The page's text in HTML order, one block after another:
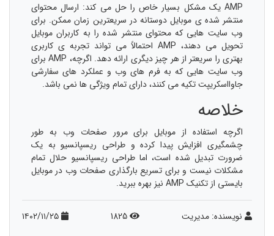
AMP یک مشکل بسیار خاص را حل می کند: ارسال محتوای
منتشر شده ی موبایل دوستانه در سریعترین زمان ممکن. برای
وب سایت هایی که محتوای منتشر شده را به کاربران موبایل
تحویل می دهند، AMP احتمالاً می تواند تجربه ی کاربری
بهتری را سریعتر از هر چیز دیگری ارائه دهد. اگرچه، AMP برای
وب سایت هایی که به فرم های وب و عملکرد های سفارشی
جاوااسکریپت تکیه می کنند، دارای تمام ویژگی ها نمی باشد.
خلاصه
اگرچه استفاده از موبایل برای مرور صفحات وب به طور
چشمگیری افزایش پیدا کرده و طراحی ریسپانسیو به یک
ضرورت تبدیل شده است، اما طراحی ریسپانسیو حلال تمام
مشکلات نیست و برای تسریع بارگذاری صفحات وب در موبایل
بایستی از تکنیک AMP نیز بهره ببرید.
نویسنده: مدیریت 1825